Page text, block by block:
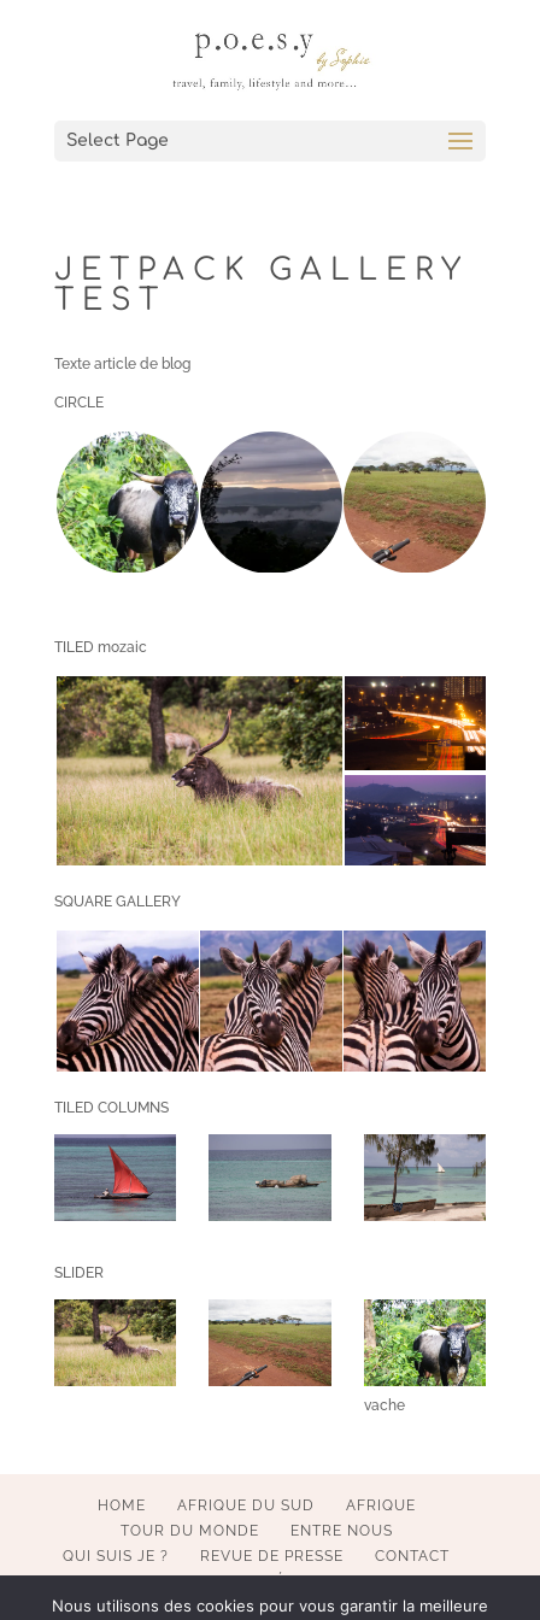
Select Page
JETPACK GALLERY
TEST
Texte article de blog
CIRCLE
TILED mozaic
SQUARE GALLERY
TILED COLUMNS
SLIDER
vache
HOME AFRIQUE DU SUD
AFRIQUE
TOUR DU MONDE
ENTRE NOUS
QUI SUIS JE ?
REVUE DE PRESSE
CONTACT
MENTIONS LÉGALES
Nous utilisons des cookies pour vous garantir la meilleure